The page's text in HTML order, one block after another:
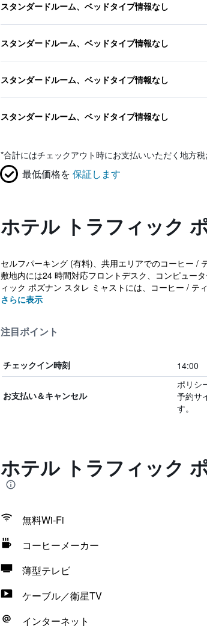
スタンダードルーム、ベッドタイプ情報なし
スタンダードルーム、ベッドタイプ情報なし
スタンダードルーム、ベッドタイプ情報なし
スタンダードルーム、ベッドタイプ情報なし
*合計にはチェックアウト時にお支払いいただく地方
最低価格を 保証します
ホテル トラフィック
セルフパーキング (有料)、共用エリアでのコーヒー /
敷地内には24 時間対応フロントデスク、コンピュー
ィック ポズナン スタレ ミャストには、コーヒー / テ
さらに表示
注目ポイント
チェックイン時刻 14:00
お支払い＆キャンセル
ポリシ
予約サ
す。
ホテル トラフィック
無料Wi-Fi
コーヒーメーカー
薄型テレビ
ケーブル／衛星TV
インターネット